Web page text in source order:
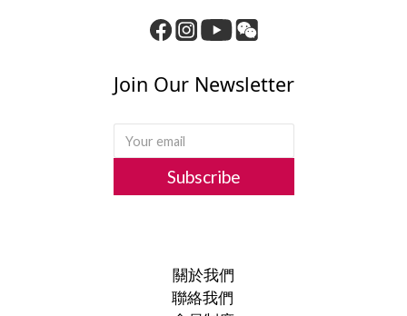
Join Our Newsletter
Subscribe
關於我們
聯絡我們